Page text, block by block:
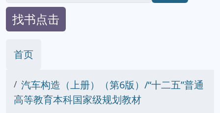
找书点击
首页
汽车构造（上册）（第6版）/“十二五”普通
高等教育本科国家级规划教材